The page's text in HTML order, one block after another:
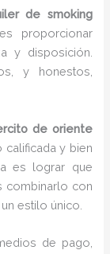
de smoking
proporcionar
y disposición.
y honestos,
de oriente
calificada y bien
es lograr que
combinarlo con
estilo único.
de pago,